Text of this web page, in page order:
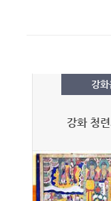
강
강화 청